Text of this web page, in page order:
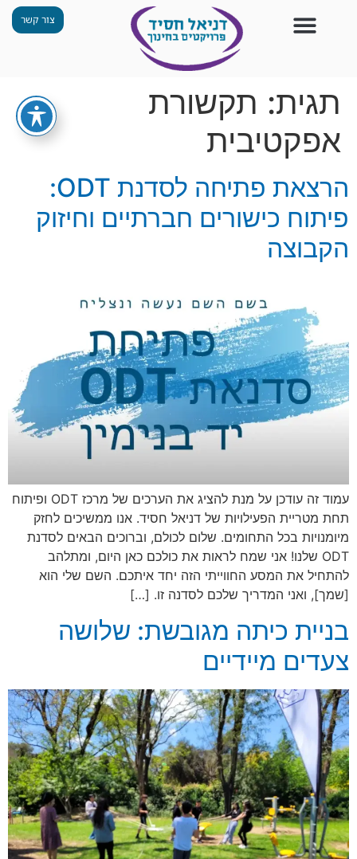
צור קשר
תגית: תקשורת
אפקטיבית
הרצאת פתיחה לסדנת ODT:
פיתוח כישורים חברתיים וחיזוק
הקבוצה
עמוד זה עודכן על מנת להציג את הערכים של מרכז ODT ופיתוח
תחת מטריית הפעילויות של דניאל חסיד. אנו ממשיכים לחזק
מיומנויות בכל התחומים. שלום לכולם, וברוכים הבאים לסדנת
ODT שלנו! אני שמח לראות את כולכם כאן היום, ומתלהב
להתחיל את המסע החווייתי הזה יחד איתכם. השם שלי הוא
[שמך], ואני המדריך שלכם לסדנה זו. […]
בניית כיתה מגובשת: שלושה
צעדים מיידיים